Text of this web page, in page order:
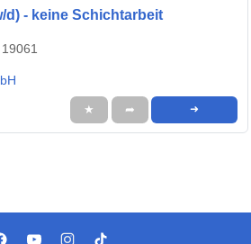
d) - keine Schichtarbeit
★ ➦ ➜